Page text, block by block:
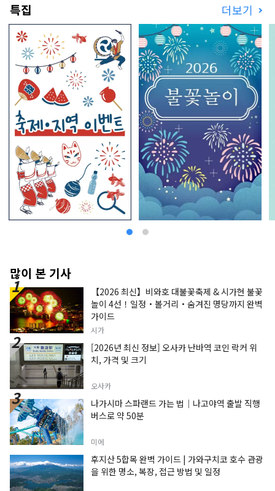
는 것은 여기 밖에없는 전통과 문화에 "연결" 카가
백만석의 빛으로 가득한 농밀한 시간을 호텔 리솔트
리니티 가나자와에서 체험해 보세요. "호텔 리솔 나
고야" ～슈트에 운동화인 호텔～ "슈트에 스니커
즈"를 키워드로 한이 도시형 아메리칸 스타일의 호
텔은, 그의 나라 특유의 음악 문화인 JAZZ의 맛을
전관에 흩어져 긴장감과 릴렉스감의 절묘한 밸런스
를 연출. 소재를 비롯해, 가구나 오브제, 소품에 이
르기까지, 디테일 1개 1개까지 고집한 공간은 마치
'어른의 웅덩이장'처럼 진짜를 추구하는 여행자들을
깊은 곳으로 초대합니다. 호텔 리솔 나고야는 옛 문
화의 향기와 지성을 느끼는 세련된 공간에서 휴식을
취하는 성인을위한 호텔입니다. "호텔 리솔 기후"
～청류가 자란 문화와 역사를 오감으로 맛보는～ 아
름다운 녹색으로 넘치는 산들. 마음까지 씻는 것 같
은 청류. 山紫水明의 자연에 축복받아 물과 함께 사
는 거리로서 옛날부터 역사를 새겨 온 기후. 호텔에
서 20분이나 올라가면, 모모가가미네에서 발하는
계류를 모아 흐르는 시내 유일의 자연의 폭포가 선
서의 이야기를, 마음껏 즐겨주세요.
특집 더보기
많이 본 기사
【2026 최신】비와호 대불꽃축제 & 시가현 불꽃
놀이 4선！일정・볼거리・숨겨진 명당까지 완벽
가이드
시가
[2026년 최신 정보] 오사카 난바역 코인 락커 위
치, 가격 및 크기
오사카
나가시마 스파랜드 가는 법｜나고야역 출발 직행
버스로 약 50분
미에
후지산 5합목 완벽 가이드 | 가와구치코 호수 관광
을 위한 명소, 복장, 접근 방법 및 일정